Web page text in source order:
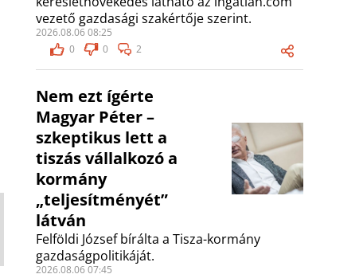
vezető gazdasági szakértője szerint.
2026.08.06 08:25
0
0 2
Nem ezt ígérte
Magyar Péter –
szkeptikus lett a
tiszás vállalkozó a
kormány
„teljesítményét”
látván
Felföldi József bírálta a Tisza-kormány
gazdaságpolitikáját.
2026.08.06 07:45